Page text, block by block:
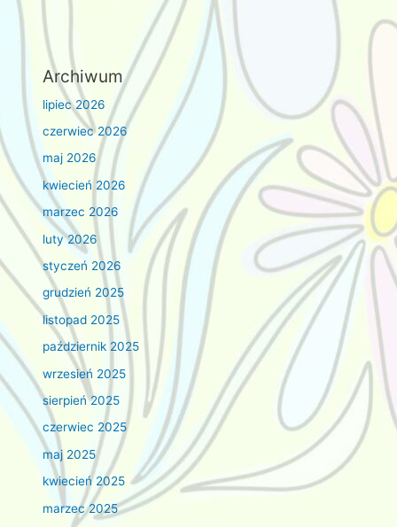
Archiwum
lipiec 2026
czerwiec 2026
maj 2026
kwiecień 2026
marzec 2026
luty 2026
styczeń 2026
grudzień 2025
listopad 2025
październik 2025
wrzesień 2025
sierpień 2025
czerwiec 2025
maj 2025
kwiecień 2025
marzec 2025